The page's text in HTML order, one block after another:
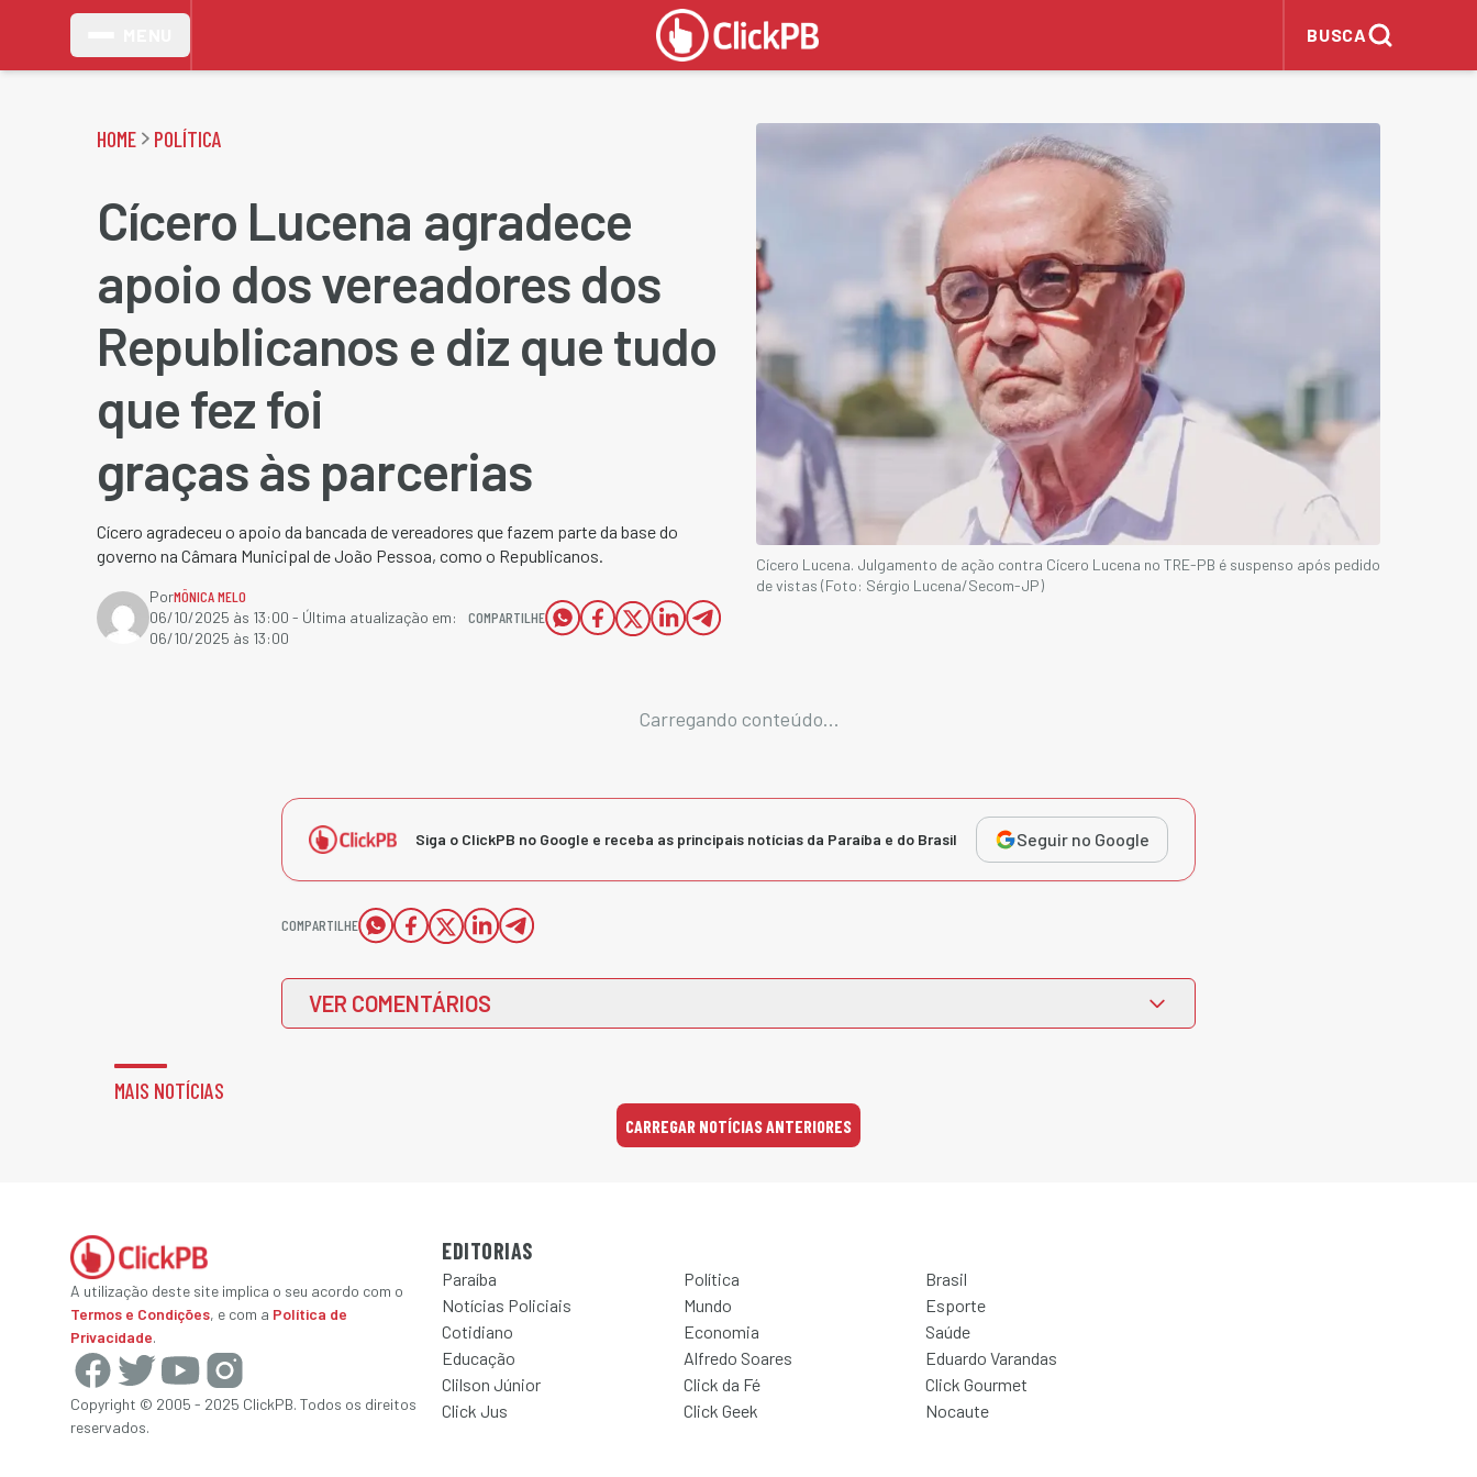
BUSCA
HOME POLÍTICA
Cícero Lucena agradece
apoio dos vereadores dos
Republicanos e diz que tudo
que fez foi
graças às parcerias
Cícero agradeceu o apoio da bancada de vereadores que fazem parte da base do
governo na Câmara Municipal de João Pessoa, como o Republicanos.
PorMÔNICA MELO
06/10/2025 às 13:00 - Última atualização em:
06/10/2025 às 13:00
COMPARTILHE
Cícero Lucena. Julgamento de ação contra Cícero Lucena no TRE-PB é suspenso após pedido
de vistas (Foto: Sérgio Lucena/Secom-JP)
Carregando conteúdo...
Siga o ClickPB no Google e receba as principais notícias da Paraíba e do Brasil Seguir no Google
COMPARTILHE
VER COMENTÁRIOS
MAIS NOTÍCIAS
CARREGAR NOTÍCIAS ANTERIORES
A utilização deste site implica o seu acordo com o
Termos e Condições, e com a Política de
Privacidade.
Copyright © 2005 - 2025 ClickPB. Todos os direitos
reservados.
EDITORIAS
Paraíba Política
Brasil
Notícias Policiais
Mundo
Esporte
Cotidiano
Economia
Saúde
Educação
Alfredo Soares
Eduardo Varandas
Clilson Júnior
Click da Fé
Click Gourmet
Click Jus
Click Geek Nocaute